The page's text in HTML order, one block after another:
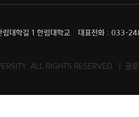
대학길 1 한림대학교
대표전화 : 033-
ALL RIGHTS RESERVED. ｜ 글